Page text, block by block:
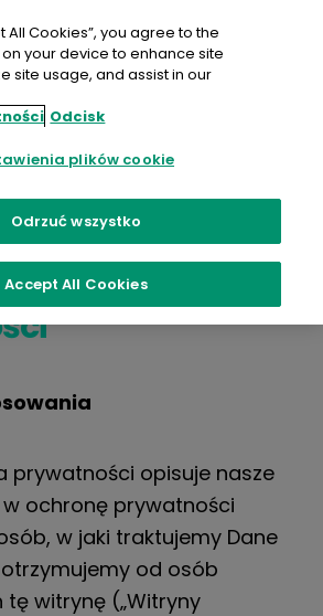
Polityki
prywatności opisuje nasze
ochronę prywatności
w jaki traktujemy Dane
od osób
witrynę („Witryny
All Cookies”, you agree to the
your device to enhance site
site usage, and assist in our
Odcisk
plików cookie
Odrzuć wszystko
Accept All Cookies